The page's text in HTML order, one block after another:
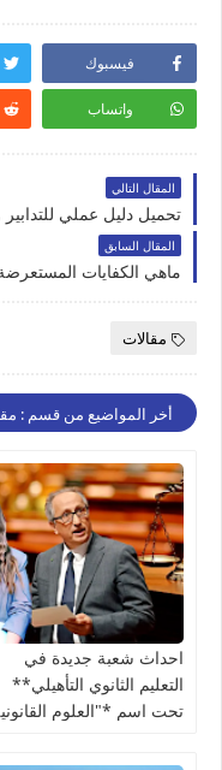
فيسبوك
واتساب
المقال التالي
المقال السابق
ماهي الكفايات
مقالات
أخر المواضيع من قسم :
احداث شعبة جديدة في
التعليم الثانوي التأهيلي**
تحت اسم *"العلوم